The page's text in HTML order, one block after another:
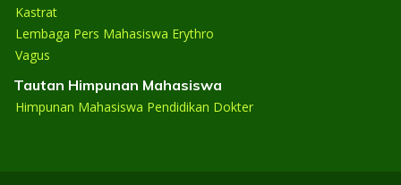
Kastrat
Lembaga Pers Mahasiswa Erythro
Vagus
Tautan Himpunan Mahasiswa
Himpunan Mahasiswa Pendidikan Dokter